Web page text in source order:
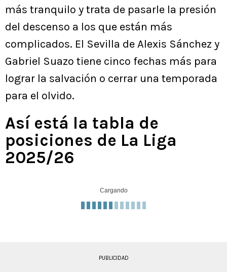
más tranquilo y trata de pasarle la presión
del descenso a los que están más
complicados. El Sevilla de Alexis Sánchez y
Gabriel Suazo tiene cinco fechas más para
lograr la salvación o cerrar una temporada
para el olvido.
Así está la tabla de
posiciones de La Liga
2025/26
Cargando
PUBLICIDAD